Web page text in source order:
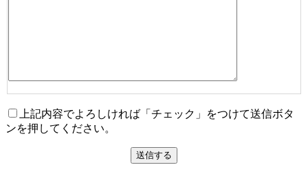
上記内容でよろしければ「チェック」をつけて送信ボタ
ンを押してください。